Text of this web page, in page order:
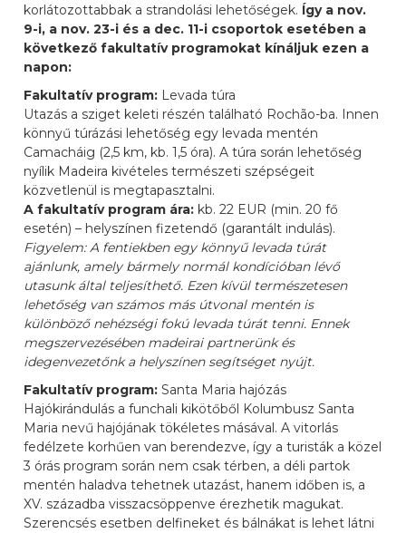
korlátozottabbak a strandolási lehetőségek. Így a nov.
9-i, a nov. 23-i és a dec. 11-i csoportok esetében a
következő fakultatív programokat kínáljuk ezen a
napon:
Fakultatív program: Levada túra
Utazás a sziget keleti részén található Rochão-ba. Innen
könnyű túrázási lehetőség egy levada mentén
Camacháig (2,5 km, kb. 1,5 óra). A túra során lehetőség
nyílik Madeira kivételes természeti szépségeit
közvetlenül is megtapasztalni.
A fakultatív program ára: kb. 22 EUR (min. 20 fő
esetén) – helyszínen fizetendő (garantált indulás).
Figyelem: A fentiekben egy könnyű levada túrát
ajánlunk, amely bármely normál kondícióban lévő
utasunk által teljesíthető. Ezen kívül természetesen
lehetőség van számos más útvonal mentén is
különböző nehézségi fokú levada túrát tenni. Ennek
megszervezésében madeirai partnerünk és
idegenvezetőnk a helyszínen segítséget nyújt.
Fakultatív program:Santa Maria hajózás
Hajókirándulás a funchali kikötőből Kolumbusz Santa
Maria nevű hajójának tökéletes másával. A vitorlás
fedélzete korhűen van berendezve, így a turisták a közel
3 órás program során nem csak térben, a déli partok
mentén haladva tehetnek utazást, hanem időben is, a
XV. századba visszacsöppenve érezhetik magukat.
Szerencsés esetben delfineket és bálnákat is lehet látni